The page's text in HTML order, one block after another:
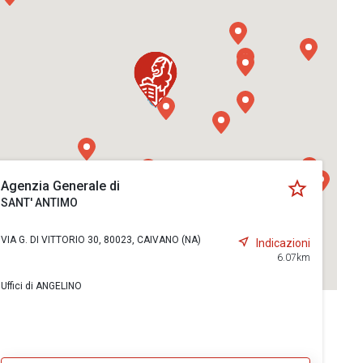
Agenzia Generale di
SANT' ANTIMO
VIA G. DI VITTORIO 30, 80023, CAIVANO (NA) Indicazioni
6.07km
Uffici di ANGELINO